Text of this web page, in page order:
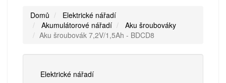
Domů
Elektrické nářadí
Akumulátorové nářadí
Aku šroubováky
Aku šroubovák 7,2V/1,5Ah - BDCD8
Elektrické nářadí